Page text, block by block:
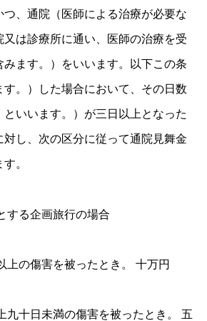
、通院（医師による治療が必要な
は診療所に通い、医師の治療を受
みます。）をいいます。以下この条
す。）した場合において、その日数
といいます。）が三日以上となった
対し、次の区分に従って通院見舞金
。
する企画旅行の場合
上の傷害を被ったとき。 十万円
九十日未満の傷害を被ったとき。 五